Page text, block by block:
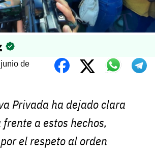
de
Privada ha dejado clara
a estos hechos,
el respeto al orden